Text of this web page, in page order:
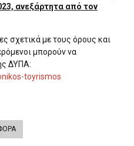
ανεξάρτητα από τον
σχετικά με τους όρους και
μπορούν να
ΔΥΠΑ:
toyrismos